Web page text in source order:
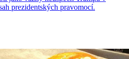
prezidentských pravomocí.